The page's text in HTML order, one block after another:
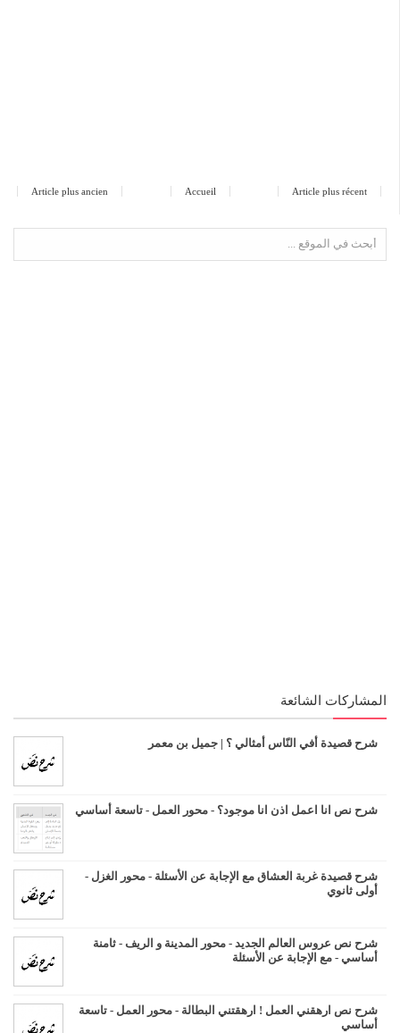
Article plus récent
Article plus ancien Accueil
المشاركات الشائعة
شرح قصيدة أفي النّاس أمثالي ؟ | جميل بن معمر
شرح نص انا اعمل اذن انا موجود؟ - محور العمل - تاسعة أساسي
شرح قصيدة غربة العشاق مع الإجابة عن الأسئلة - محور الغزل -
أولى ثانوي
شرح نص عروس العالم الجديد - محور المدينة و الريف - ثامنة
أساسي - مع الإجابة عن الأسئلة
شرح نص ارهقني العمل ! ارهقتني البطالة - محور العمل - تاسعة
أساسي